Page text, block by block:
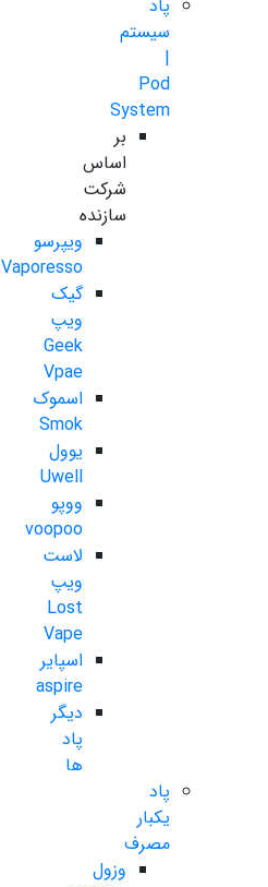
پاد
سیستم
|
Pod
System
بر
اساس
شرکت
سازنده
ویپرسو
Vaporesso
گیک
ویپ
Geek
Vpae
اسموک
Smok
یوول
Uwell
ووپو
voopoo
لاست
ویپ
Lost
Vape
اسپایر
aspire
دیگر
پاد
ها
پاد
یکبار
مصرف
وزول